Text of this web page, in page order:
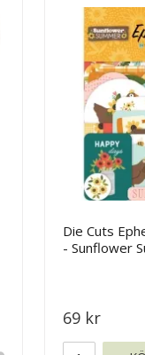
Die Cuts
- Sunflower
69 kr